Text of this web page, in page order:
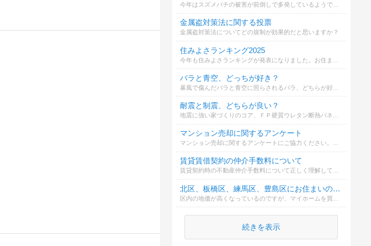
今年はスズメバチの被害が前倒しで多発しているようです。あなたはどの対策を取りますか？
金属盗対策法に関する投票
金属盗対策法についてどの規制が効果的だと思いますか？
住みよさランキング2025
バラと青空、どっちが好き？
暴風で傷んだバラと青空に照らされるバラ、どちらが好みですか？
耐震と制震、どちらが良い？
地震に強い家づくりのコア、ＦＰ硬質ウレタン断熱パネルの効果について。耐震と制震について、どちらが良いか選択してください。
マンション売却に関するアンケート
マンション売却に関するアンケートにご協力ください。あなたの意見が他の方の参考になります。
賃貸賃借契約の仲介手数料について
賃貸契約時の不動産仲介手数料について正しく理解していますか？誰が支払うべきで、どのように計算されるのかを確認しましょう。
北区、板橋区、練馬区、豊島区にお住まいの方は、マイホームは何がいいですか？
続きを表示